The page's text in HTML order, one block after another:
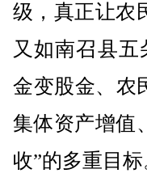
级，真正让农
又如南召县
金变股金、农
集体资产增值
收”的多重目标